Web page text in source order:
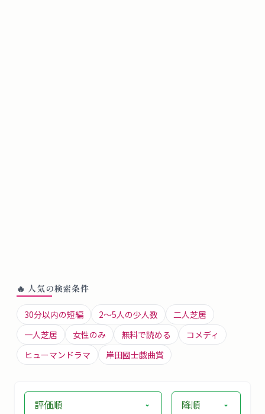
🔥 人気の検索条件
30分以内の短編 2〜5人の少人数
二人芝居
一人芝居
女性のみ 無料で読める
コメディ
ヒューマンドラマ
岸田國士戯曲賞
評価順 降順